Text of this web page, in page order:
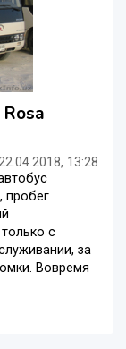
13:28
пробег
с
за
Вовремя